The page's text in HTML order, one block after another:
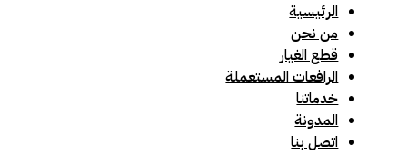
الرئيسية
من نحن
قطع الغيار
الرافعات المستعملة
خدماتنا
المدونة
اتصل بنا